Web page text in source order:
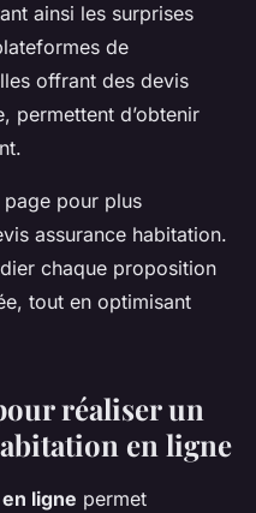
ainsi les surprises
de
offrant des devis
permettent d’obtenir
pour plus
assurance habitation.
chaque proposition
tout en optimisant
réaliser un
en ligne
ligne permet